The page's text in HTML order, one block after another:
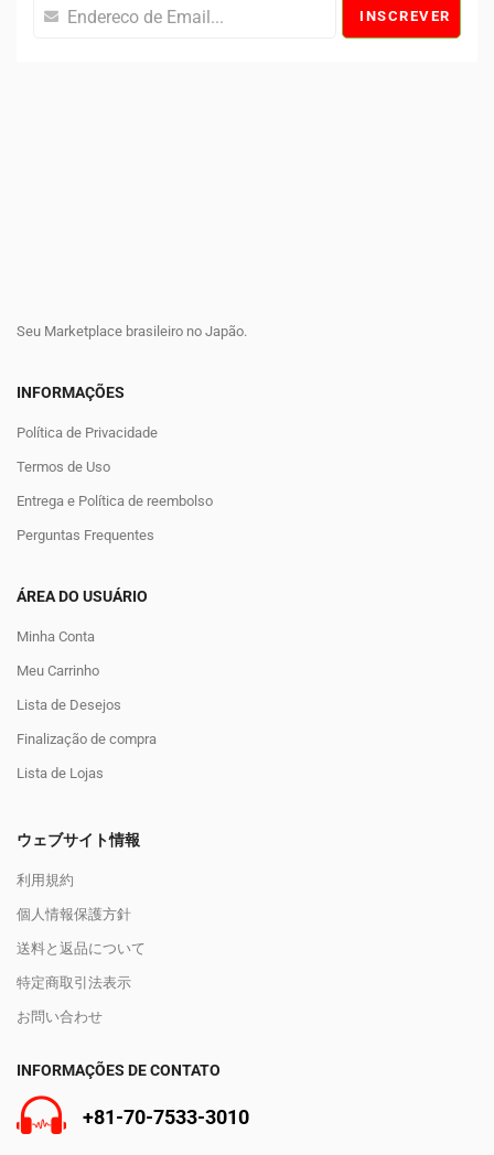
INSCREVER
Seu Marketplace brasileiro no Japão.
INFORMAÇÕES
Política de Privacidade
Termos de Uso
Entrega e Política de reembolso
Perguntas Frequentes
ÁREA DO USUÁRIO
Minha Conta
Meu Carrinho
Lista de Desejos
Finalização de compra
Lista de Lojas
ウェブサイト情報
利用規約
個人情報保護方針
送料と返品について
特定商取引法表示
お問い合わせ
INFORMAÇÕES DE CONTATO
+81-70-7533-3010